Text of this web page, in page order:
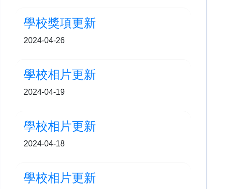
學校獎項更新
2024-04-26
學校相片更新
2024-04-19
學校相片更新
2024-04-18
學校相片更新